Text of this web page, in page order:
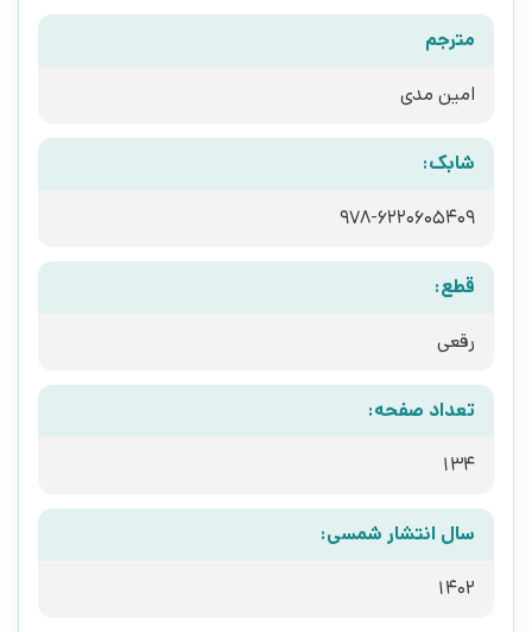
مترجم
امین مدی
شابک:
978-6220605409
قطع:
رقعی
تعداد صفحه:
134
سال انتشار شمسی:
1402